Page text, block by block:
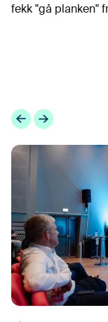
fekk "gå planken"